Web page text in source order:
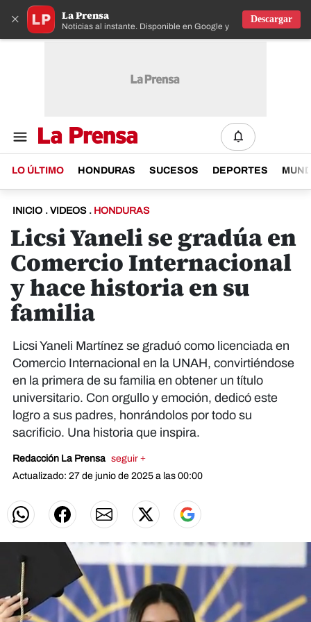
× La Prensa
Noticias al instante. Disponible en Google y IOS
Descargar
LO ÚLTIMO HONDURAS SUCESOS DEPORTES
INICIO . VIDEOS . HONDURAS
Licsi Yaneli se gradúa en
Comercio Internacional
y hace historia en su
familia
Licsi Yaneli Martínez se graduó como licenciada en
Comercio Internacional en la UNAH, convirtiéndose
en la primera de su familia en obtener un título
universitario. Con orgullo y emoción, dedicó este
logro a sus padres, honrándolos por todo su
sacrificio. Una historia que inspira.
Redacción La Prensa seguir +
Actualizado: 27 de junio de 2025 a las 00:00